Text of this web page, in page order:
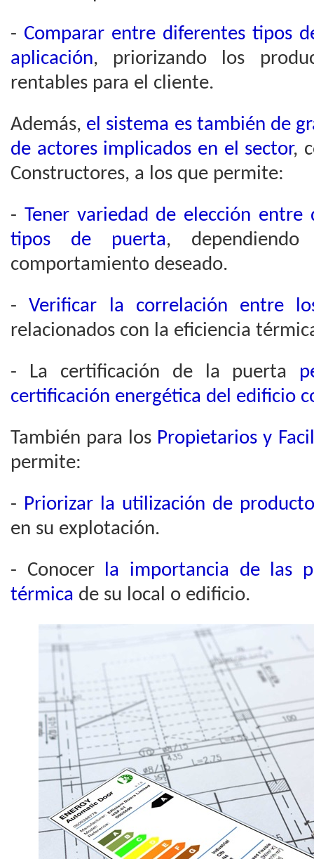
- Comparar entre diferentes tipos
aplicación, priorizando los
rentables para el cliente.
Además, el sistema es también de
de actores implicados en el sector,
Constructores, a los que permite:
- Tener variedad de elección entre
tipos de puerta,
comportamiento deseado.
-Verificar la correlación entre
relacionados con la eficiencia
- La certificación de la puerta
certificación energética del edificio
También para los Propietarios y
permite:
- Priorizar la utilización de
en su explotación.
- Conocer la importancia de las
térmica de su local o edificio.